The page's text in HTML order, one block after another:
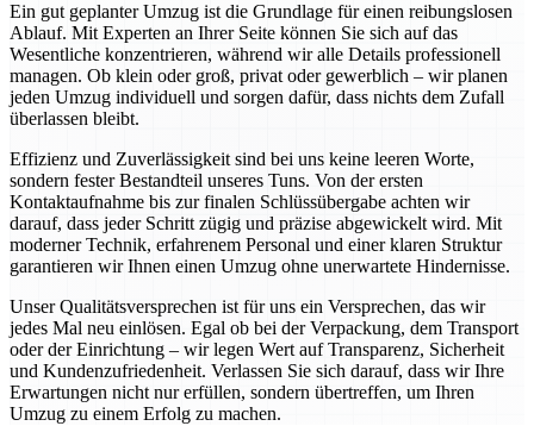
Ein gut geplanter Umzug ist die Grundlage für einen reibungslosen
Ablauf. Mit Experten an Ihrer Seite können Sie sich auf das
Wesentliche konzentrieren, während wir alle Details professionell
managen. Ob klein oder groß, privat oder gewerblich – wir planen
jeden Umzug individuell und sorgen dafür, dass nichts dem Zufall
überlassen bleibt.
Effizienz und Zuverlässigkeit sind bei uns keine leeren Worte,
sondern fester Bestandteil unseres Tuns. Von der ersten
Kontaktaufnahme bis zur finalen Schlüssübergabe achten wir
darauf, dass jeder Schritt zügig und präzise abgewickelt wird. Mit
moderner Technik, erfahrenem Personal und einer klaren Struktur
garantieren wir Ihnen einen Umzug ohne unerwartete Hindernisse.
Unser Qualitätsversprechen ist für uns ein Versprechen, das wir
jedes Mal neu einlösen. Egal ob bei der Verpackung, dem Transport
oder der Einrichtung – wir legen Wert auf Transparenz, Sicherheit
und Kundenzufriedenheit. Verlassen Sie sich darauf, dass wir Ihre
Erwartungen nicht nur erfüllen, sondern übertreffen, um Ihren
Umzug zu einem Erfolg zu machen.